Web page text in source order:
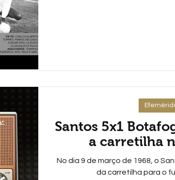
Santos 5x1
a carretilha
No dia 9 de março de 1968, o
da carretilha para o